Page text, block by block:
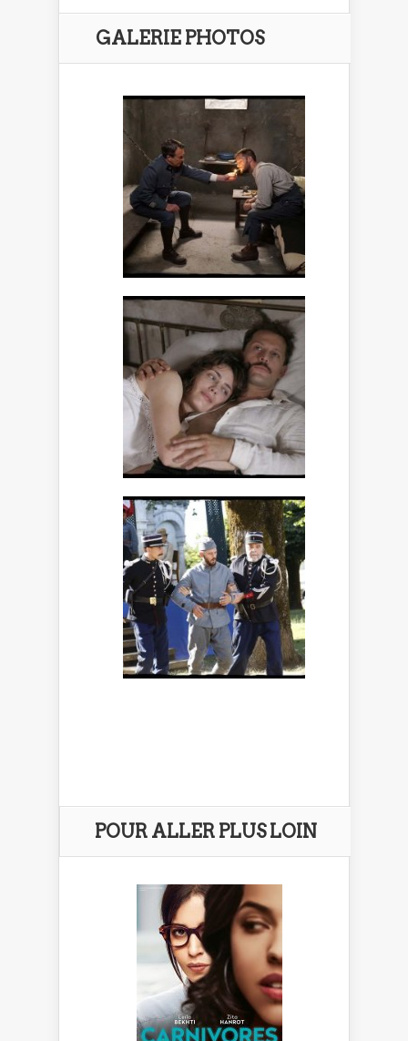
GALERIE PHOTOS
POUR ALLER PLUS LOIN